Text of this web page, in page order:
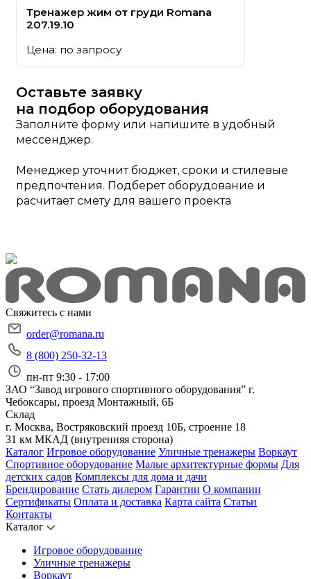
Тренажер жим от груди Romana
207.19.10
Цена: по запросу
Оставьте заявку
на подбор оборудования
Заполните форму или напишите в удобный
мессенджер.
Менеджер уточнит бюджет, сроки и стилевые
предпочтения. Подберет оборудование и
расчитает смету для вашего проекта
Свяжитесь с нами
order@romana.ru
8 (800) 250-32-13
пн-пт 9:30 - 17:00
ЗАО “Завод игрового спортивного оборудования” г.
Чебоксары, проезд Монтажный, 6Б
Склад
г. Москва, Востряковский проезд 10Б, строение 18
31 км МКАД (внутренняя сторона)
Каталог Игровое оборудование Уличные тренажеры Воркаут
Спортивное оборудование Малые архитектурные формы Для
детских садов Комплексы для дома и дачи
Брендирование Стать дилером Гарантии О компании
Сертификаты Оплата и доставка Карта сайта Статьи
Контакты
Каталог
Игровое оборудование
Уличные тренажеры
Воркаут